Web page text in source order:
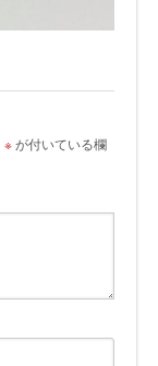
※が付いている欄